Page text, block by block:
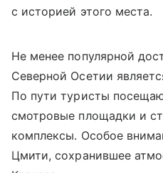
с историей этого места.
Не менее популярной
Северной Осетии
По пути туристы
смотровые площадки и
комплексы. Особое
Цмити, сохранившее